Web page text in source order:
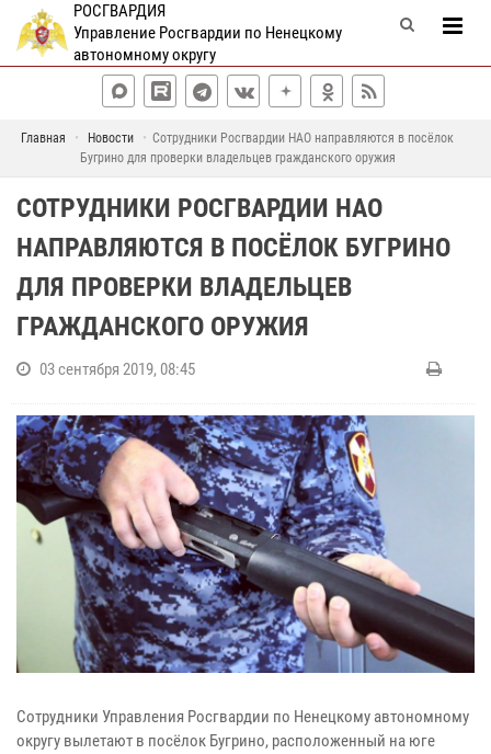
РОСГВАРДИЯ
Управление Росгвардии по Ненецкому
автономному округу
Главная Новости
Сотрудники Росгвардии НАО направляются в посёлок
Бугрино для проверки владельцев гражданского оружия
СОТРУДНИКИ РОСГВАРДИИ НАО
НАПРАВЛЯЮТСЯ В ПОСЁЛОК БУГРИНО
ДЛЯ ПРОВЕРКИ ВЛАДЕЛЬЦЕВ
ГРАЖДАНСКОГО ОРУЖИЯ
03 сентября 2019, 08:45
Сотрудники Управления Росгвардии по Ненецкому автономному
округу вылетают в посёлок Бугрино, расположенный на юге